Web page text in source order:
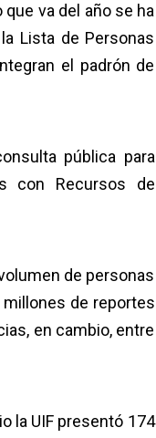
que va del año se ha
Lista de Personas
el padrón de
pública para
con Recursos de
de personas
millones de reportes
en cambio, entre
la UIF presentó 174